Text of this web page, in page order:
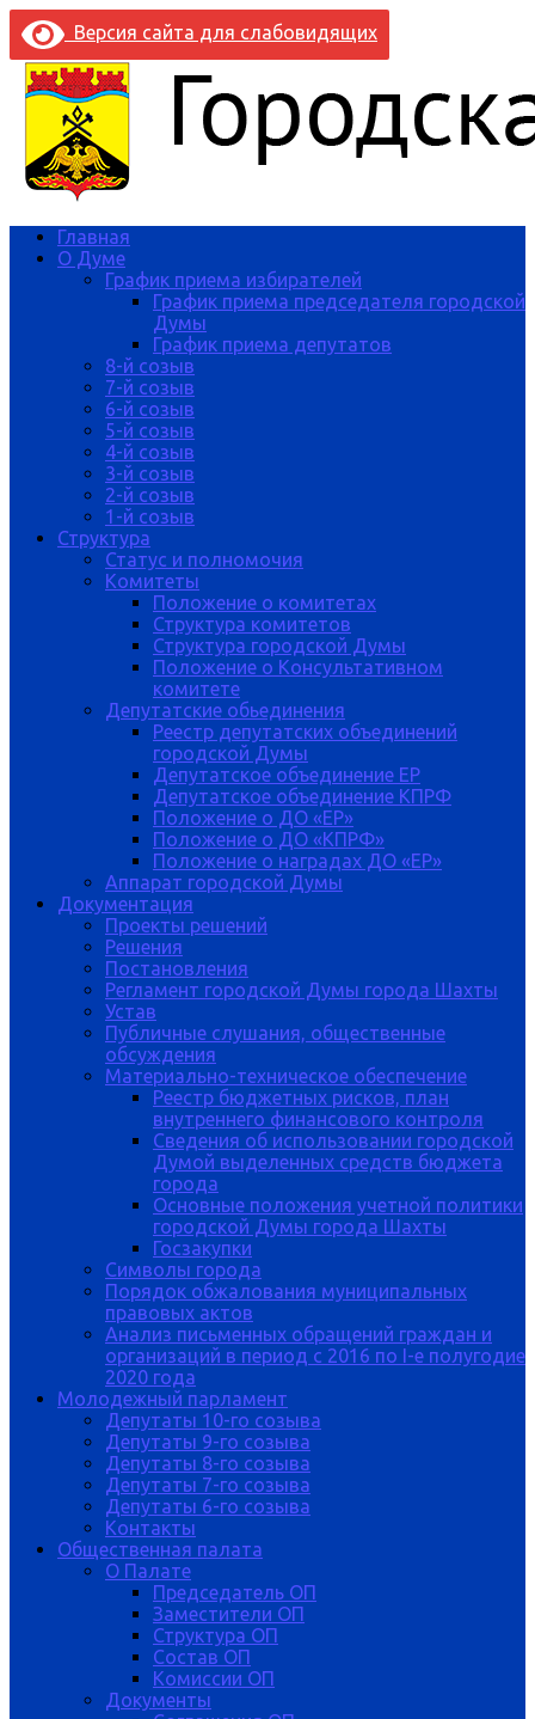
Версия сайта для слабовидящих
Главная
О Думе
График приема избирателей
График приема председателя городской
Думы
График приема депутатов
8-й созыв
7-й созыв
6-й созыв
5-й созыв
4-й созыв
3-й созыв
2-й созыв
1-й созыв
Структура
Статус и полномочия
Комитеты
Положение о комитетах
Структура комитетов
Структура городской Думы
Положение о Консультативном
комитете
Депутатские обьединения
Реестр депутатских объединений
городской Думы
Депутатское объединение ЕР
Депутатское объединение КПРФ
Положение о ДО «ЕР»
Положение о ДО «КПРФ»
Положение о наградах ДО «ЕР»
Аппарат городской Думы
Документация
Проекты решений
Решения
Постановления
Регламент городской Думы города Шахты
Устав
Публичные слушания, общественные
обсуждения
Материально-техническое обеспечение
Реестр бюджетных рисков, план
внутреннего финансового контроля
Сведения об использовании городской
Думой выделенных средств бюджета
города
Основные положения учетной политики
городской Думы города Шахты
Госзакупки
Символы города
Порядок обжалования муниципальных
правовых актов
Анализ письменных обращений граждан и
организаций в период с 2016 по I-е полугодие
2020 года
Молодежный парламент
Депутаты 10-го созыва
Депутаты 9-го созыва
Депутаты 8-го созыва
Депутаты 7-го созыва
Депутаты 6-го созыва
Контакты
Общественная палата
О Палате
Председатель ОП
Заместители ОП
Структура ОП
Состав ОП
Комиссии ОП
Документы